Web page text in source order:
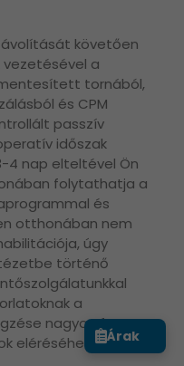
követően
a
tornából,
és CPM
passzív
időszak
4 nap elteltével Ön
folytathatja a
és
otthonában nem
úgy
történő
a
nagyon fontos a
eléréséhez.
Árak